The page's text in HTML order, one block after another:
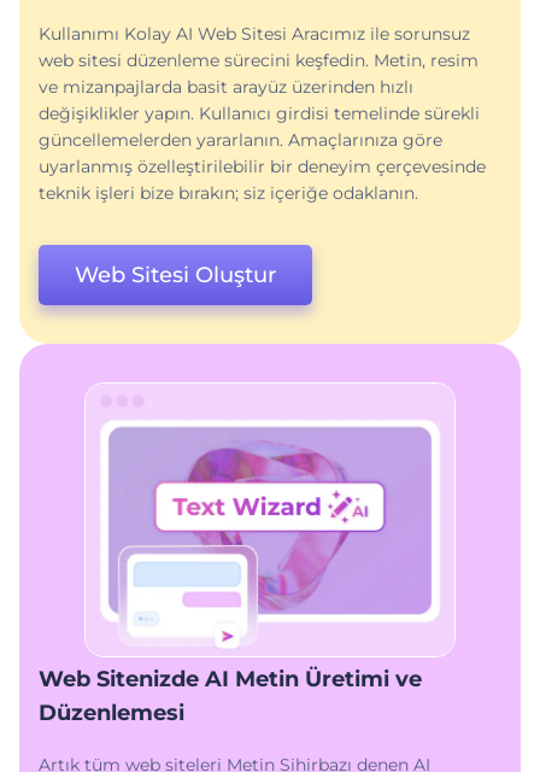
Kullanımı Kolay AI Web Sitesi Aracımız ile sorunsuz
web sitesi düzenleme sürecini keşfedin. Metin, resim
ve mizanpajlarda basit arayüz üzerinden hızlı
değişiklikler yapın. Kullanıcı girdisi temelinde sürekli
güncellemelerden yararlanın. Amaçlarınıza göre
uyarlanmış özelleştirilebilir bir deneyim çerçevesinde
teknik işleri bize bırakın; siz içeriğe odaklanın.
Web Sitesi Oluştur
Web Sitenizde AI Metin Üretimi ve
Düzenlemesi
Artık tüm web siteleri Metin Sihirbazı denen AI